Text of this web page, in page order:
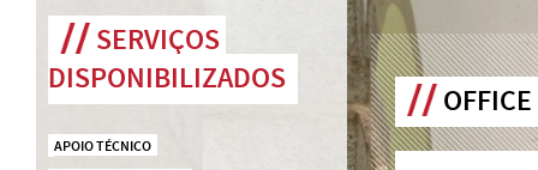
SERVIÇOS
DISPONIBILIZADOS
APOIO TÉCNICO